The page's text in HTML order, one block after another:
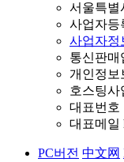
서울특별
사업자등
사업자정
통신판매
개인정보
호스팅사
대표번호
대표메일
PC버전 中文网